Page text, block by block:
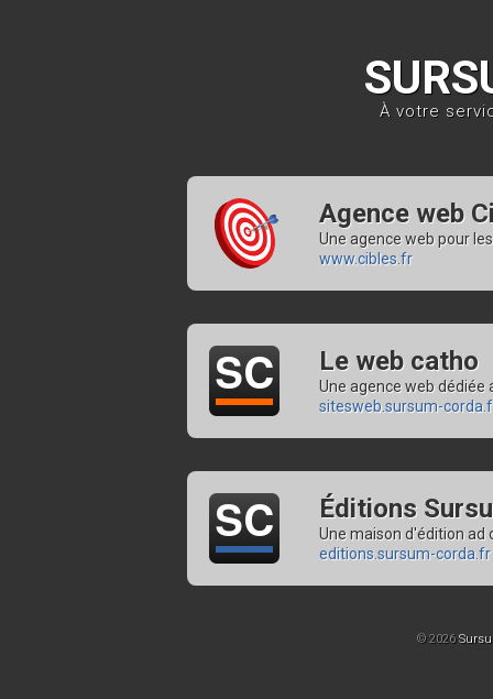
À votre
Agence web
Une agence web pour
www.cibles.fr
Le web catho
Une agence web
sitesweb.sursum-
Éditions
Une maison d'édition ad
editions.sursum-corda.fr
© 2026